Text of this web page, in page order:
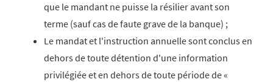
que le mandant ne puisse la résilier avant son
terme (sauf cas de faute grave de la banque) ;
Le mandat et l'instruction annuelle sont conclus en
dehors de toute détention d'une information
privilégiée et en dehors de toute période de «